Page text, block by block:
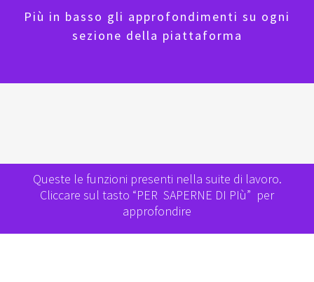
Più in basso gli approfondimenti su ogni
sezione della piattaforma
Queste le funzioni presenti nella suite di lavoro.
Cliccare sul tasto “PER SAPERNE DI PIù” per
approfondire